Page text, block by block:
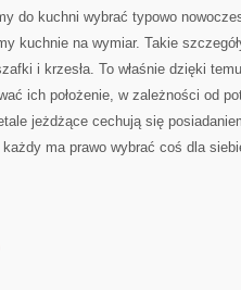
do kuchni wybrać typowo
kuchnie na wymiar. Takie
i krzesła. To właśnie dzięki
ich położenie, w zależności od
jeżdżące cechują się
ma prawo wybrać coś dla